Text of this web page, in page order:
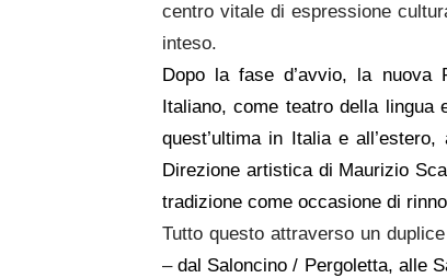
centro vitale di espressione
inteso.
Dopo la fase d’avvio, la nuova
Italiano, come teatro della lingua
quest’ultima in Italia e
Direzione artistica di Maurizio
tradizione come occasione di
Tutto questo attraverso un
–dal Saloncino / Pergoletta, alle